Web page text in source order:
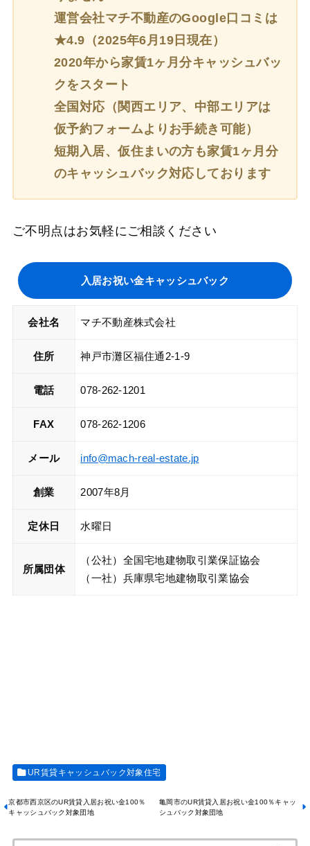
運営会社マチ不動産のGoogle口コミは
★4.9（2025年6月19日現在）
2020年から家賃1ヶ月分キャッシュバッ
クをスタート
全国対応（関西エリア、中部エリアは
仮予約フォームよりお手続き可能）
短期入居、仮住まいの方も家賃1ヶ月分
のキャッシュバック対応しております
ご不明点はお気軽にご相談ください
入居お祝い金キャッシュバック
会社名 マチ不動産株式会社
住所 神戸市灘区福住通2-1-9
電話 078-262-1201
FAX 078-262-1206
メール info@mach-real-estate.jp
創業 2007年8月
定休日 水曜日
所属団体
（公社）全国宅地建物取引業保証協会
（一社）兵庫県宅地建物取引業協会
UR賃貸キャッシュバック対象住宅
亀岡市のUR賃貸入居お祝い金100％キャッ
シュバック対象団地
京都市西京区のUR賃貸入居お祝い金100％
キャッシュバック対象団地